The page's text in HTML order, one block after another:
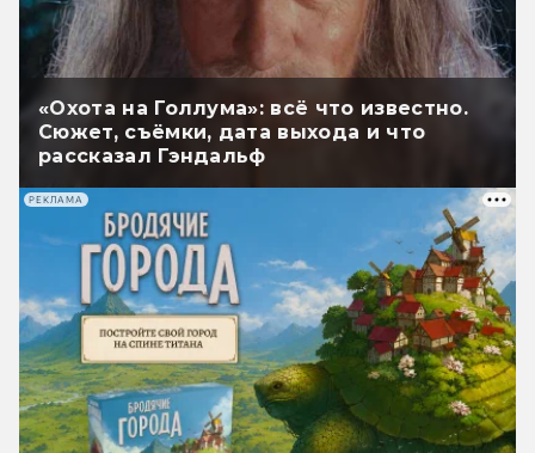
«Охота на Голлума»: всё что известно.
Сюжет, съёмки, дата выхода и что
рассказал Гэндальф
РЕКЛАМА